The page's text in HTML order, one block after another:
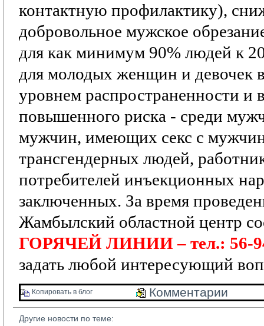
контактную профилактику),
добровольное мужское
для как минимум 90% людей к
для молодых женщин и девочек
уровнем распространенности и
повышенного риска - среди
мужчин, имеющих секс с
трансгендерных людей,
потребителей инъекционных
заключенных. За время
Жамбылский областной центр
ГОРЯЧЕЙ ЛИНИИ – тел.: 56-
задать любой интересующий
Копировать в блог Комментарии
Другие новости по теме: